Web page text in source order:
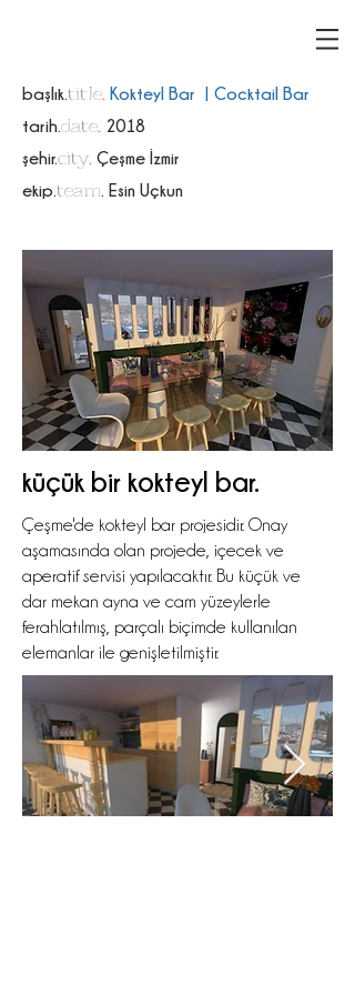
başlık. title Kokteyl Bar | Cocktail Bar
tarih.date 2018
şehir.city Çeşme İzmir
ekip. team . Esin Uçkun
küçük bir kokteyl bar.
Çeşme'de kokteyl bar projesidir. Onay
aşamasında olan projede, içecek ve
aperatif servisi yapılacaktır. Bu küçük ve
dar mekan ayna ve cam yüzeylerle
ferahlatılmış, parçalı biçimde kullanılan
elemanlar ile genişletilmiştir.